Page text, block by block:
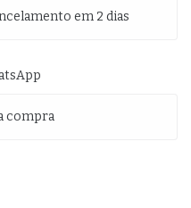
em 2 dias
compra